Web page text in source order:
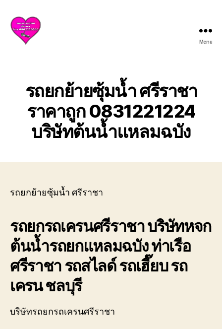
ศรีราชา
ชลบุรี
บริการ
ทั้ง
เสีย
รถ
พัง
ต้องการ
ความ
ช่วย
เหลือ
ฉุกเฉิน
0800628488
Menu
รถยกย้ายซุ้มน้ำ ศรีราชา
ราคาถูก 0831221224
บริษัทต้นน้ำแหลมฉบัง
รถยกย้ายซุ้มน้ำ ศรีราชา
รถยกรถเครนศรีราชา บริษัทหจก
ต้นน้ำรถยกแหลมฉบัง ท่าเรือ
ศรีราชา รถสไลด์ รถเฮี๊ยบ รถ
เครน ชลบุรี
บริษัทรถยกรถเครนศรีราชา